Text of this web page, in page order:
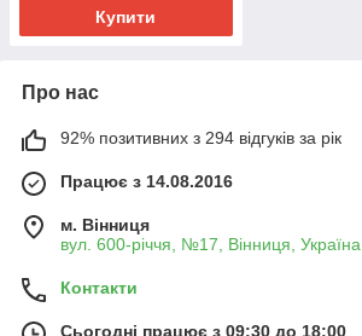
Купити
Про нас
92% позитивних з 294 відгуків за рік
Працює з 14.08.2016
м. Вінниця
вул. 600-річчя, №17, Вінниця, Україна
Контакти
Сьогодні працює з 09:30 до 18:00